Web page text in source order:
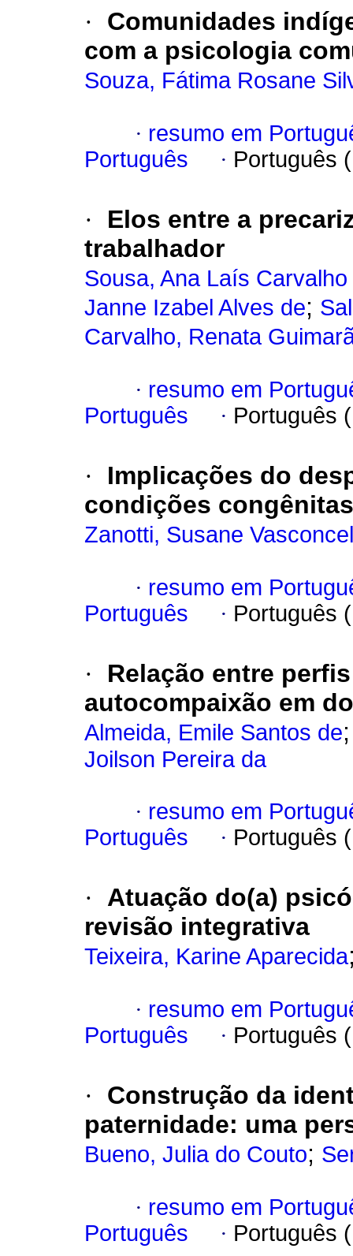
·
Comunidades
com a psicologia
Souza, Fátima Rosane
· resumo em
Português
· Português
·
Elos entre a
trabalhador
Sousa, Ana Laís Carvalho
Janne Izabel Alves de;
Carvalho, Renata
· resumo em
Português
· Português
·
Implicações do
condições congênitas
Zanotti, Susane
· resumo em
Português
· Português
·
Relação entre
autocompaixão em
Almeida, Emile Santos de
Joilson Pereira da
· resumo em
Português
· Português
·
Atuação do(a)
revisão integrativa
Teixeira, Karine Aparecida
· resumo em
Português
· Português
·
Construção da
paternidade: uma
Bueno, Julia do Couto;
· resumo em
Português
· Português